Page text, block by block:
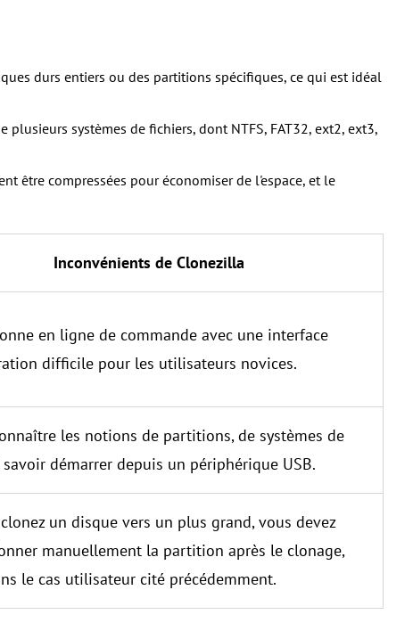
durs entiers ou des partitions spécifiques, ce qui est idéal
plusieurs systèmes de fichiers, dont NTFS, FAT32, ext2, ext3,
être compressées pour économiser de l'espace, et le
Inconvénients de Clonezilla
en ligne de commande avec une interface
difficile pour les utilisateurs novices.
les notions de partitions, de systèmes de
démarrer depuis un périphérique USB.
un disque vers un plus grand, vous devez
manuellement la partition après le clonage,
le cas utilisateur cité précédemment.